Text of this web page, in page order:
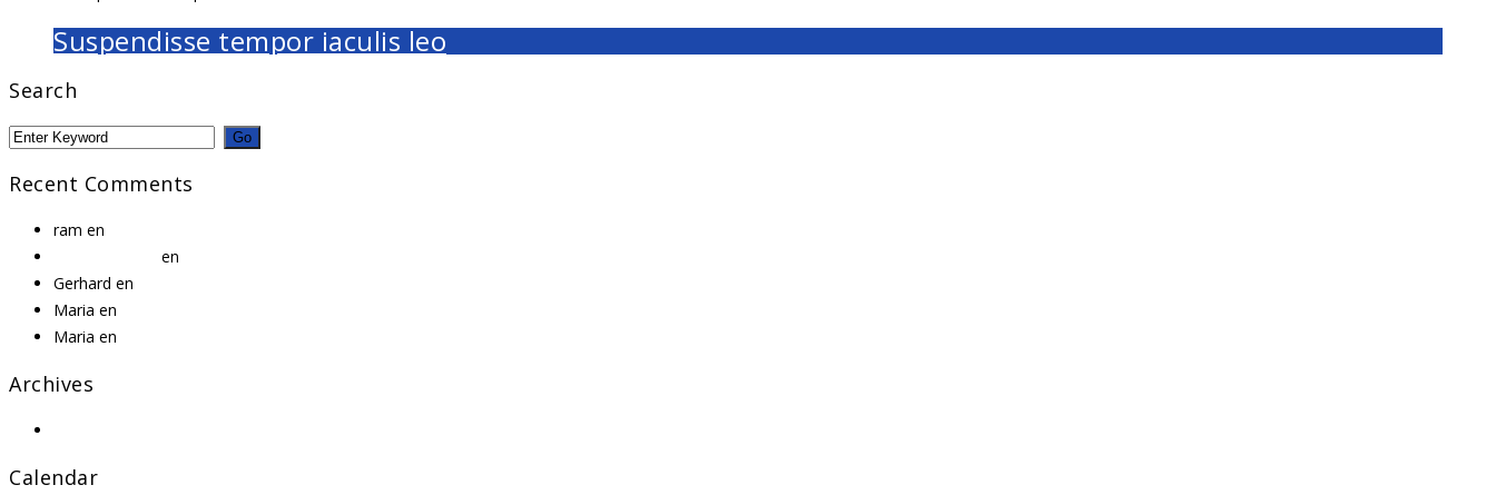
Suspendisse tempor iaculis leo
Search
Recent Comments
ram en
en
Gerhard en
Maria en
Maria en
Archives
Calendar